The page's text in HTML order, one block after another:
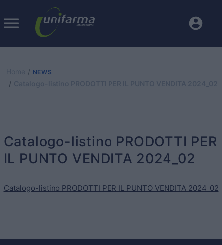
NEWS
Catalogo-listino PRODOTTI PER
IL PUNTO VENDITA 2024_02
Catalogo-listino PRODOTTI PER IL PUNTO VENDITA 2024_02